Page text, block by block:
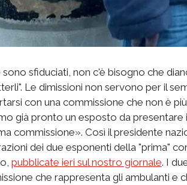
sfiduciati, non c'è bisogno che
Le dimissioni non servono per il
con una commissione che non è
già pronto un esposto da
commissione». Così il presidente
dei due esponenti della "prima"
pubblicate ieri sul nostro giornale. I
che rappresenta gli ambulanti e